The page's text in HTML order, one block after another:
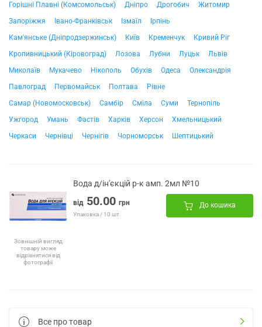
Горішні Плавні (Комсомольськ)
Дніпро Дрогобич
Житомир
Запоріжжя
Івано-Франківськ Ізмаїл
Ірпінь
Кам'янське (Дніпродзержинськ)
Київ Кременчук
Кривий Ріг
Кропивницький (Кіровоград)
Лозова Лубни Луцьк
Львів
Миколаїв
Мукачево Нікополь Обухів Одеса
Олександрія
Павлоград
Первомайськ Полтава
Рівне
Самар (Новомосковськ)
Самбір Сміла Суми
Тернопіль
Ужгород
Умань Фастів Харків Херсон
Хмельницький
Черкаси
Чернівці Чернігів Чорноморськ Шептицький
Зовнішній вигляд
товару може
відрізнятися від
фотографії
Вода д/ін'єкцій р-к амп. 2мл №10
від 50.00 грн
Упаковка / 10 шт.
До кошика
Все про товар